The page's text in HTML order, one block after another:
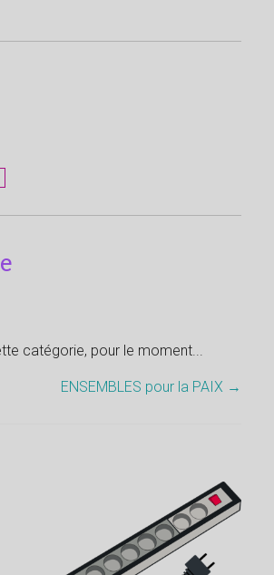
catégorie, pour le moment...
ENSEMBLES pour la PAIX →